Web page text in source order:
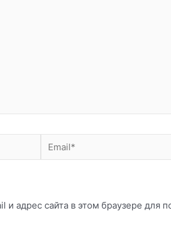
Email*
и адрес сайта в этом браузере для